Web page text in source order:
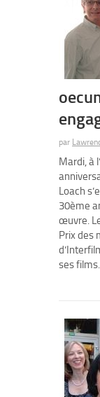
par
Mardi, à
Loach
30ème
œuvre.
Prix des
ses